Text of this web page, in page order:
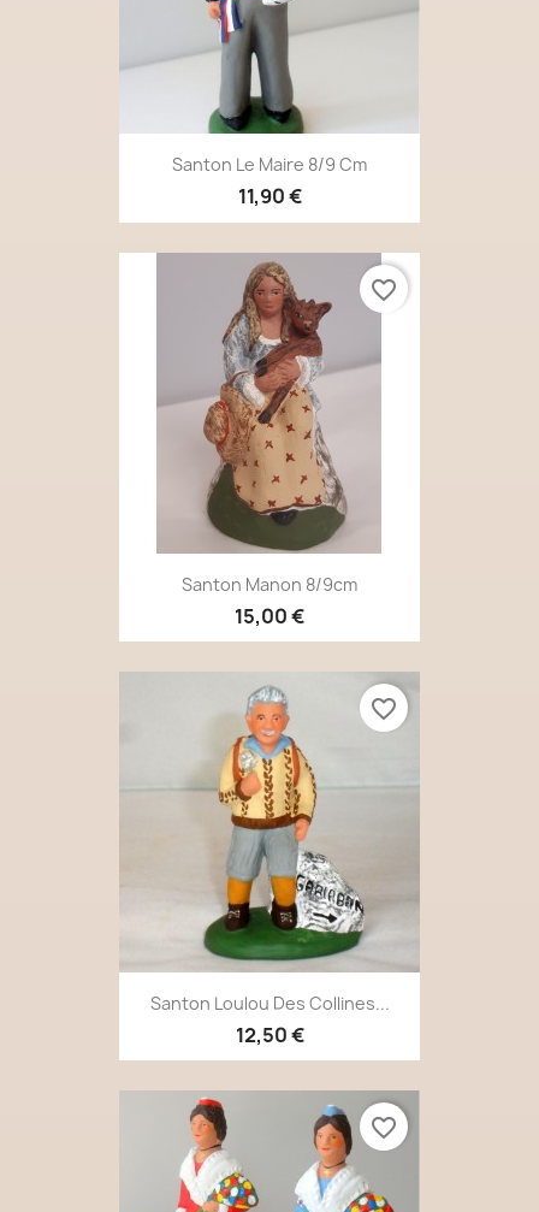
Santon Le Maire 8/9 Cm
11,90 €
Santon Manon 8/9cm
15,00 €
favorite_border
Santon Loulou Des Collines...
12,50 €
favorite_border
favorite_border